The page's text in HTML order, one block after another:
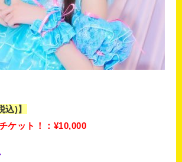
込)】
ケット！：¥10,000